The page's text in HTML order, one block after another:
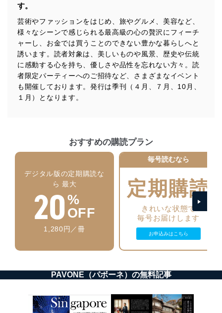
法令遵守
当社は、個人情報に関連する法令、国が定める指針及び
その他の規範を遵守します。また、当社の管理の仕組み
に、これらの法令及びその他の規範を常に適合させま
す。
個人情報の安全管理措置
個人データを取り扱うことのできる機器及び当該
機器を取り扱う従業者を明確化し、 個人データへ
の不要なアクセスを防止しています。
アクセス者の識別と認証
機器に標準装備されているユーザー制御機能（ユ
ーザーアカウント制御）により、個人情報データ
ベース等を取り扱う情報システムを使用する従業
者を識別・認証しています。
外部からの不正アクセス等の防止
システムを最新の状態に保持しています。
個人データを取り扱う機器等にセキュリティ対策
により、これを最新状態としています。
す。
芸術やファッションをはじめ、旅やグルメ、美容など、
様々なシーンで感じられる最高級の心の贅沢にフィーチ
ャーし、お金では買うことのできない豊かな暮らしへと
誘います。読者対象は、美しいものや風景、歴史や伝統
に感動する心を持ち、優しさや品性を忘れない方々。読
者限定パーティーへのご招待など、さまざまなイベント
も開催しております。発行は季刊（４月、７月、10月、
１月）となります。
おすすめの購読プラン
デジタル版の定期購読な
ら 最大
20%
OFF
1,280円／冊
毎号読むなら
定期購読
きれいな状態で
毎号お届けします
お申込みはこちら
PAVONE（パボーネ）の無料記事